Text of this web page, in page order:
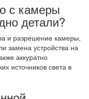
с камеры
детали?
и разрешение камеры,
замена устройства на
аккуратно
источников света в